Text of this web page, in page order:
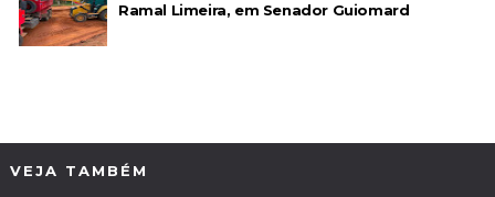
Ramal Limeira, em Senador Guiomard
VEJA TAMBÉM